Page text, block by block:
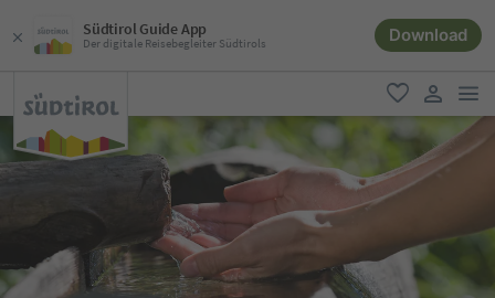
Südtirol Guide App
Der digitale Reisebegleiter Südtirols Download
favorit
user link